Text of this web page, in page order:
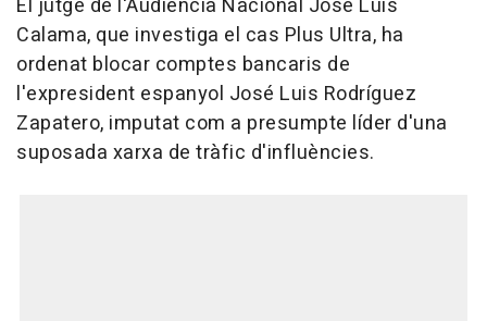
Calama, que investiga el cas Plus Ultra, ha
ordenat blocar comptes bancaris de
l'expresident espanyol José Luis Rodríguez
Zapatero, imputat com a presumpte líder d'una
suposada xarxa de tràfic d'influències.